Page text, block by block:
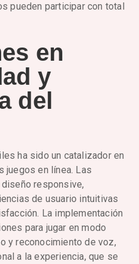
pueden participar con total
en
y
del
ha sido un catalizador en
juegos en línea. Las
responsive,
de usuario intuitivas
La implementación
para jugar en modo
y reconocimiento de voz,
a la experiencia, que se